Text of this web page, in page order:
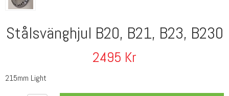
Stålsvänghjul B20, B21, B23, B230
2495 Kr
215mm Light